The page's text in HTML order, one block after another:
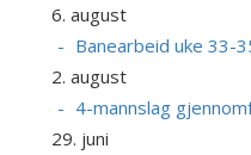
6. august
Banearbeid uke 33-
2. august
4-mannslag
29. juni